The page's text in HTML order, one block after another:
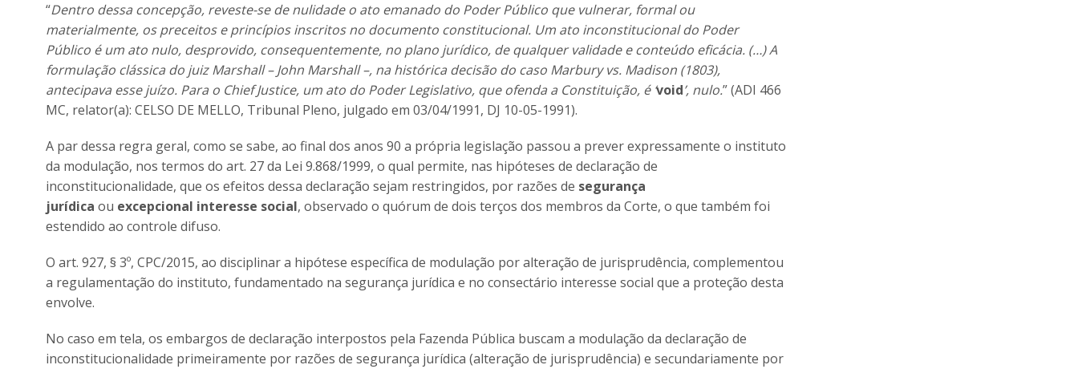
“Dentro dessa concepção, reveste-se de nulidade o ato emanado do Poder Público que vulnerar, formal ou
materialmente, os preceitos e princípios inscritos no documento constitucional. Um ato inconstitucional do Poder
Público é um ato nulo, desprovido, consequentemente, no plano jurídico, de qualquer validade e conteúdo eficácia. (…) A
formulação clássica do juiz Marshall – John Marshall –, na histórica decisão do caso Marbury vs. Madison (1803),
antecipava esse juízo. Para o Chief Justice, um ato do Poder Legislativo, que ofenda a Constituição, é ‘void’, nulo.” (ADI 466
MC, relator(a): CELSO DE MELLO, Tribunal Pleno, julgado em 03/04/1991, DJ 10-05-1991).
A par dessa regra geral, como se sabe, ao final dos anos 90 a própria legislação passou a prever expressamente o instituto
da modulação, nos termos do art. 27 da Lei 9.868/1999, o qual permite, nas hipóteses de declaração de
inconstitucionalidade, que os efeitos dessa declaração sejam restringidos, por razões de segurança
jurídica ou excepcional interesse social, observado o quórum de dois terços dos membros da Corte, o que também foi
estendido ao controle difuso.
O art. 927, § 3º, CPC/2015, ao disciplinar a hipótese específica de modulação por alteração de jurisprudência, complementou
a regulamentação do instituto, fundamentado na segurança jurídica e no consectário interesse social que a proteção desta
envolve.
No caso em tela, os embargos de declaração interpostos pela Fazenda Pública buscam a modulação da declaração de
inconstitucionalidade primeiramente por razões de segurança jurídica (alteração de jurisprudência) e secundariamente por